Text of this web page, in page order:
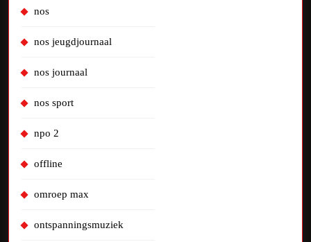
nos
nos jeugdjournaal
nos journaal
nos sport
npo 2
offline
omroep max
ontspanningsmuziek